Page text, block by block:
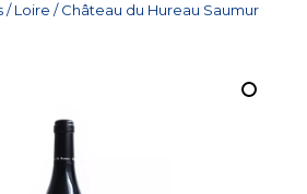
/Loire /Château du Hureau Saumur